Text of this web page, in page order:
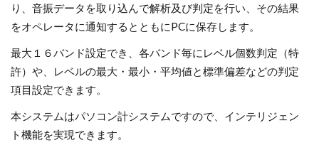
り、音振データを取り込んで解析及び判定を行い、その結果
をオペレータに通知するとともにPCに保存します。
最大１６バンド設定でき、各バンド毎にレベル個数判定（特
許）や、レベルの最大・最小・平均値と標準偏差などの判定
項目設定できます。
本システムはパソコン計システムですので、インテリジェン
ト機能を実現できます。